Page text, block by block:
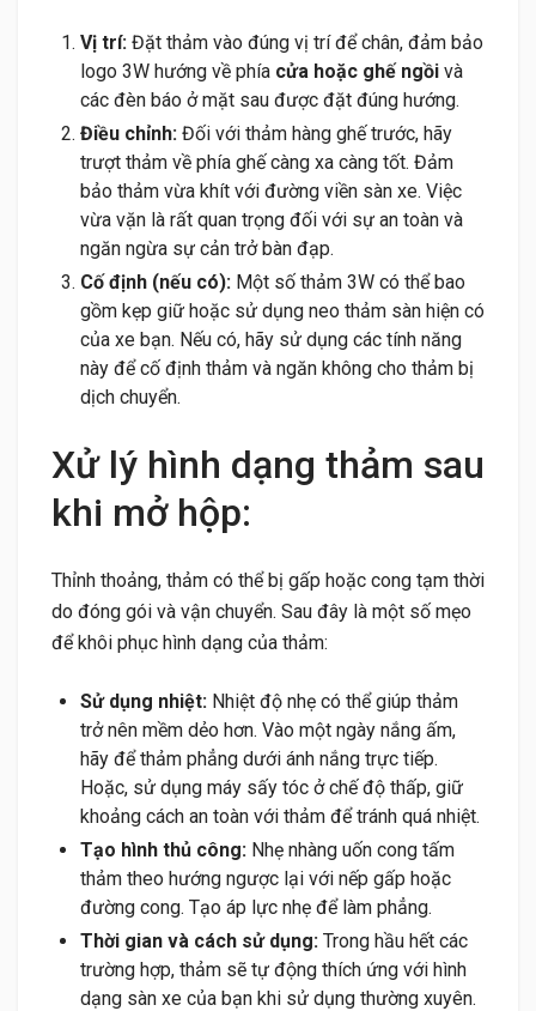
Vị trí: Đặt thảm vào đúng vị trí để chân, đảm bảo
logo 3W hướng về phía cửa hoặc ghế ngồi và
các đèn báo ở mặt sau được đặt đúng hướng.
Điều chỉnh: Đối với thảm hàng ghế trước, hãy
trượt thảm về phía ghế càng xa càng tốt. Đảm
bảo thảm vừa khít với đường viền sàn xe. Việc
vừa vặn là rất quan trọng đối với sự an toàn và
ngăn ngừa sự cản trở bàn đạp.
Cố định (nếu có): Một số thảm 3W có thể bao
gồm kẹp giữ hoặc sử dụng neo thảm sàn hiện có
của xe bạn. Nếu có, hãy sử dụng các tính năng
này để cố định thảm và ngăn không cho thảm bị
dịch chuyển.
Xử lý hình dạng thảm sau
khi mở hộp:
Thỉnh thoảng, thảm có thể bị gấp hoặc cong tạm thời
do đóng gói và vận chuyển. Sau đây là một số mẹo
để khôi phục hình dạng của thảm:
Sử dụng nhiệt: Nhiệt độ nhẹ có thể giúp thảm
trở nên mềm dẻo hơn. Vào một ngày nắng ấm,
hãy để thảm phẳng dưới ánh nắng trực tiếp.
Hoặc, sử dụng máy sấy tóc ở chế độ thấp, giữ
khoảng cách an toàn với thảm để tránh quá nhiệt.
Tạo hình thủ công: Nhẹ nhàng uốn cong tấm
thảm theo hướng ngược lại với nếp gấp hoặc
đường cong. Tạo áp lực nhẹ để làm phẳng.
Thời gian và cách sử dụng: Trong hầu hết các
trường hợp, thảm sẽ tự động thích ứng với hình
dạng sàn xe của bạn khi sử dụng thường xuyên.